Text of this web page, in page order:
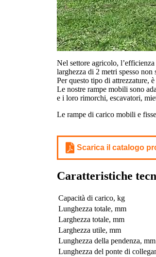
Nel settore agricolo,
larghezza di 2 metri spesso non
Per questo tipo di attrezzature,
Le nostre rampe mobili sono
e i loro rimorchi, escavatori,
Le rampe di carico mobili e
Scarica il catalogo
Caratteristiche
Capacità di carico, kg
Lunghezza totale, mm
Larghezza totale, mm
Larghezza utile, mm
Lunghezza della pendenza, mm
Lunghezza del ponte di